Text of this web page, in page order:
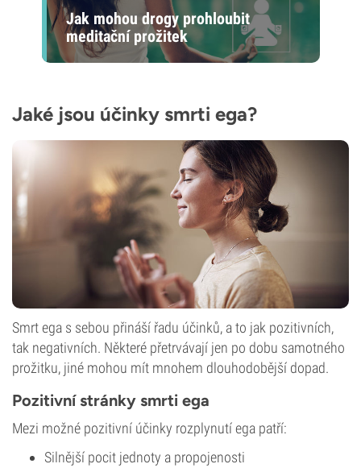
Jak mohou drogy prohloubit
meditační prožitek
Jaké jsou účinky smrti ega?
Smrt ega s sebou přináší řadu účinků, a to jak pozitivních,
tak negativních. Některé přetrvávají jen po dobu samotného
prožitku, jiné mohou mít mnohem dlouhodobější dopad.
Pozitivní stránky smrti ega
Mezi možné pozitivní účinky rozplynutí ega patří:
Silnější pocit jednoty a propojenosti